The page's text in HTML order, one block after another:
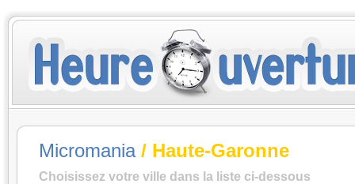
Micromania/ Haute-Garonne
Choisissez votre ville dans la liste ci-dessous